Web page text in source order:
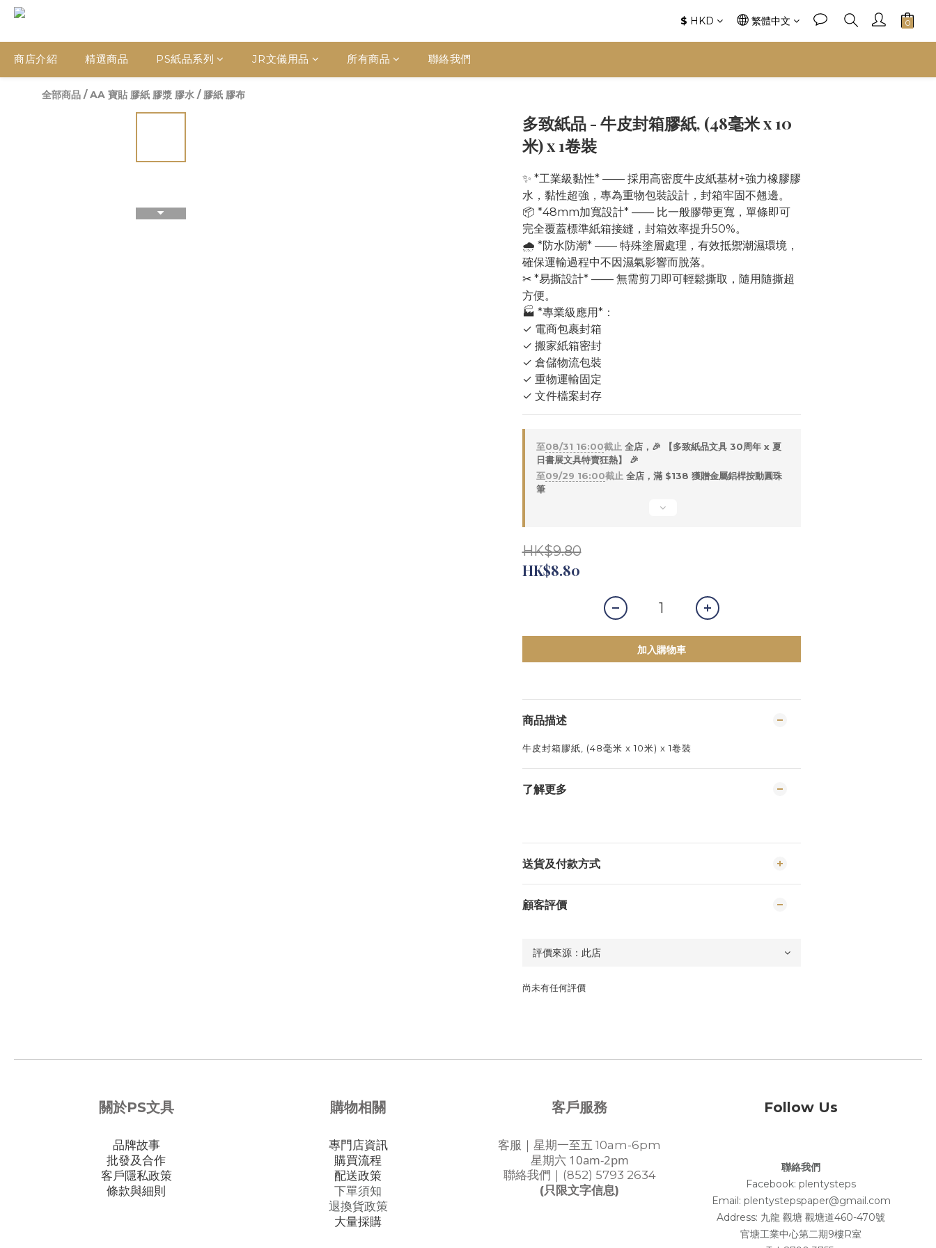
$ HKD 繁體中文
商店介紹 精選商品 PS紙品系列 JR文儀用品 所有商品 聯絡我們
全部商品 /AA 寶貼 膠紙 膠漿 膠水 / 膠紙 膠布
多致紙品 - 牛皮封箱膠紙, (48毫米 x 10
米) x 1卷裝
✨ *工業級黏性* —— 採用高密度牛皮紙基材+強力橡膠膠
水，黏性超強，專為重物包裝設計，封箱牢固不翹邊。
📦 *48mm加寬設計* —— 比一般膠帶更寬，單條即可
完全覆蓋標準紙箱接縫，封箱效率提升50%。
🌧 *防水防潮* —— 特殊塗層處理，有效抵禦潮濕環境，
確保運輸過程中不因濕氣影響而脫落。
✂ *易撕設計* —— 無需剪刀即可輕鬆撕取，隨用隨撕超
方便。
🏭 *專業級應用*：
✓ 電商包裹封箱
✓ 搬家紙箱密封
✓ 倉儲物流包裝
✓ 重物運輸固定
✓ 文件檔案封存
至08/31 16:00截止 全店，🎉 【多致紙品文具 30周年 x 夏
日書展文具特賣狂熱】 🎉
至09/29 16:00截止 全店，滿 $138 獲贈金屬鋁桿按動圓珠
筆
HK$9.80
HK$8.80
加入購物車
商品描述
牛皮封箱膠紙, (48毫米 x 10米) x 1卷裝
了解更多
送貨及付款方式
顧客評價
尚未有任何評價
關於PS文具
品牌故事
批發及合作
客戶隱私政策
條款與細則
購物相關
專門店資訊
購買流程
配送政策
下單須知
退換貨政策
大量採購
客戶服務
客服｜星期一至五 10am-6pm
星期六 10am-2pm
聯絡我們｜(852) 5793 2634
(只限文字信息)
Follow Us
聯絡我們
Facebook: plentysteps
Email: plentystepspaper@gmail.com
Address: 九龍 觀塘 觀塘道460-470號
官塘工業中心第二期9樓R室